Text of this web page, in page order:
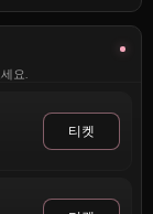
요.
티켓